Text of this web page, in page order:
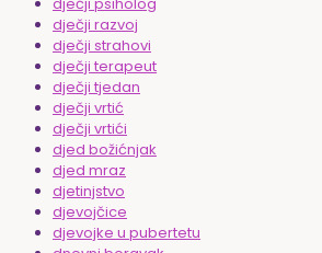
dječji razvoj
dječji strahovi
dječji terapeut
dječji tjedan
dječji vrtić
dječji vrtići
djed božićnjak
djed mraz
djetinjstvo
djevojčice
djevojke u pubertetu